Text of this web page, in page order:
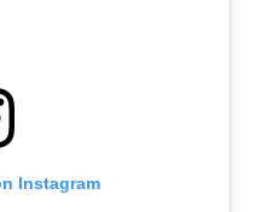
Instagram